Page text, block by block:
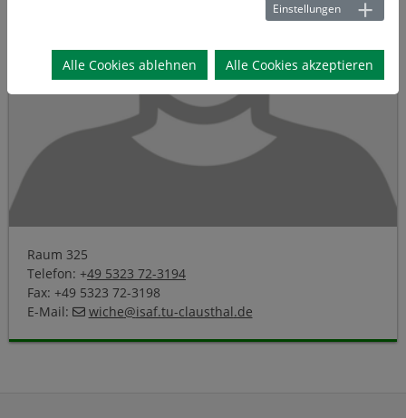
Raum 325
Telefon: +49 5323 72-3194
Fax: +49 5323 72-3198
E-Mail:
wiche@isaf.tu-clausthal.de
Einstellungen
Alle Cookies ablehnen Alle Cookies akzeptieren